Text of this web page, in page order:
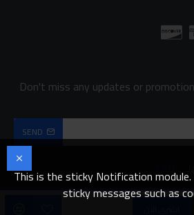
Don't miss any updates or
SEND
FAQ
This is the sticky Notification
sticky messages such as